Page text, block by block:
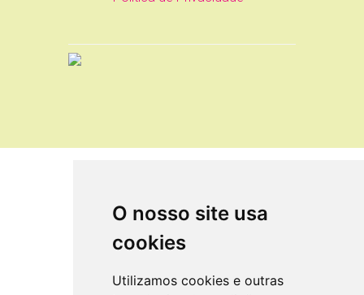
O nosso site usa
cookies
Utilizamos cookies e outras